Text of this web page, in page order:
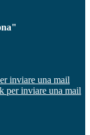
inviare una mail
per inviare una mail